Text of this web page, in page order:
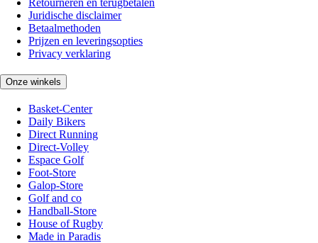
Juridische disclaimer
Betaalmethoden
Prijzen en leveringsopties
Privacy verklaring
Onze winkels
Basket-Center
Daily Bikers
Direct Running
Direct-Volley
Espace Golf
Foot-Store
Galop-Store
Golf and co
Handball-Store
House of Rugby
Made in Paradis